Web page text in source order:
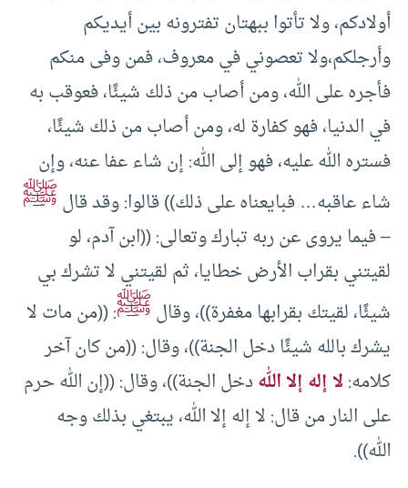
أولادكم، ولا تأتوا ببهتان تفترونه بين أيديكم
وأرجلكم،ولا تعصوني في معروف، فمن وفى منكم
فأجره على الله، ومن أصاب من ذلك شيئًا، فعوقب به
في الدنيا، فهو كفارة له، ومن أصاب من ذلك شيئًا،
فستره الله عليه، فهو إلى الله: إن شاء عفا عنه، وإن
شاء عاقبه… فبايعناه على ذلك)) قالوا: وقد قالﷺ
– فيما يروى عن ربه تبارك وتعالى: ((ابن آدم، لو
لقيتني بقراب الأرض خطايا، ثم لقيتني لا تشرك بي
شيئًا، لقيتك بقرابها مغفرة))، وقالﷺ: ((من مات لا
يشرك بالله شيئًا دخل الجنة))، وقال: ((من كان آخر
كلامه:لا إله إلا اللهدخل الجنة))، وقال: ((إن الله حرم
على النار من قال: لا إله إلا الله، يبتغي بذلك وجه
الله)).